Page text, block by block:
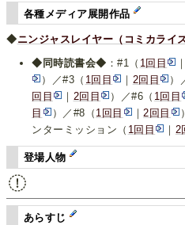
各種メディア展開作品
◆ニンジャスレイヤー（コミカライ
◆同時読書会◆ ：#1（ 1回目 ｜
）／#3（ 1回目 ｜ 2回目 ）
回目
｜ 2回目 ）／#6（ 1回目
目
）／#8（ 1回目 ｜2回目
ンターミッション（ 1回目 ｜ 2
登場人物
あらすじ